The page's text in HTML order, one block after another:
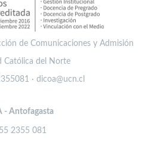
de Comunicaciones y Admisión
Católica del Norte
· dicoa@ucn.cl
- Antofagasta
2355 081